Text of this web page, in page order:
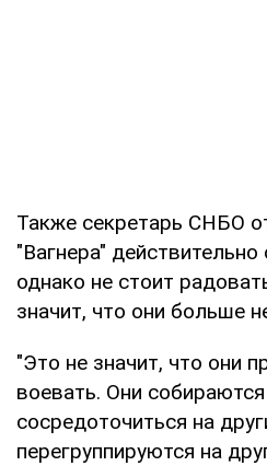
Также секретарь СНБО
"Вагнера"
однако не стоит
значит, что они больше
"Это не значит, что они
воевать. Они
сосредоточиться на
перегруппируются на